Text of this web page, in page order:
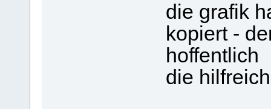
die grafik
kopiert -
hoffentlich
die